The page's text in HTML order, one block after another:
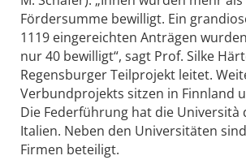
Fördersumme bewilligt. Ein
1119 eingereichten Anträgen
nur 40 bewilligt“, sagt Prof. Silke
Regensburger Teilprojekt leitet.
Verbundprojekts sitzen in Finnland
Die Federführung hat die Università
Italien. Neben den Universitäten
Firmen beteiligt.